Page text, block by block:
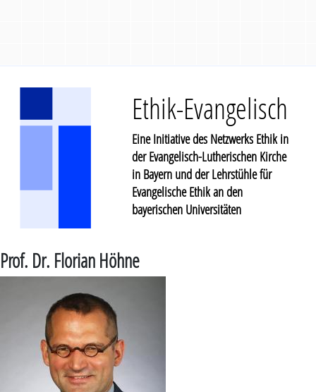
Ethik-Evangelisch
Eine Initiative des Netzwerks Ethik in
der Evangelisch-Lutherischen Kirche
in Bayern und der Lehrstühle für
Evangelische Ethik an den
bayerischen Universitäten
Prof. Dr. Florian Höhne